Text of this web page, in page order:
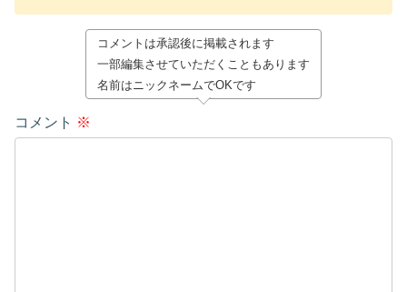
コメントは承認後に掲載されます
一部編集させていただくこともあります
名前はニックネームでOKです
コメント ※